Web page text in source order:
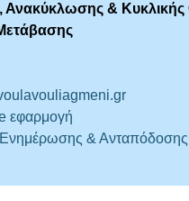
& Κυκλικής
εφαρμογή
& Ανταπόδοσης